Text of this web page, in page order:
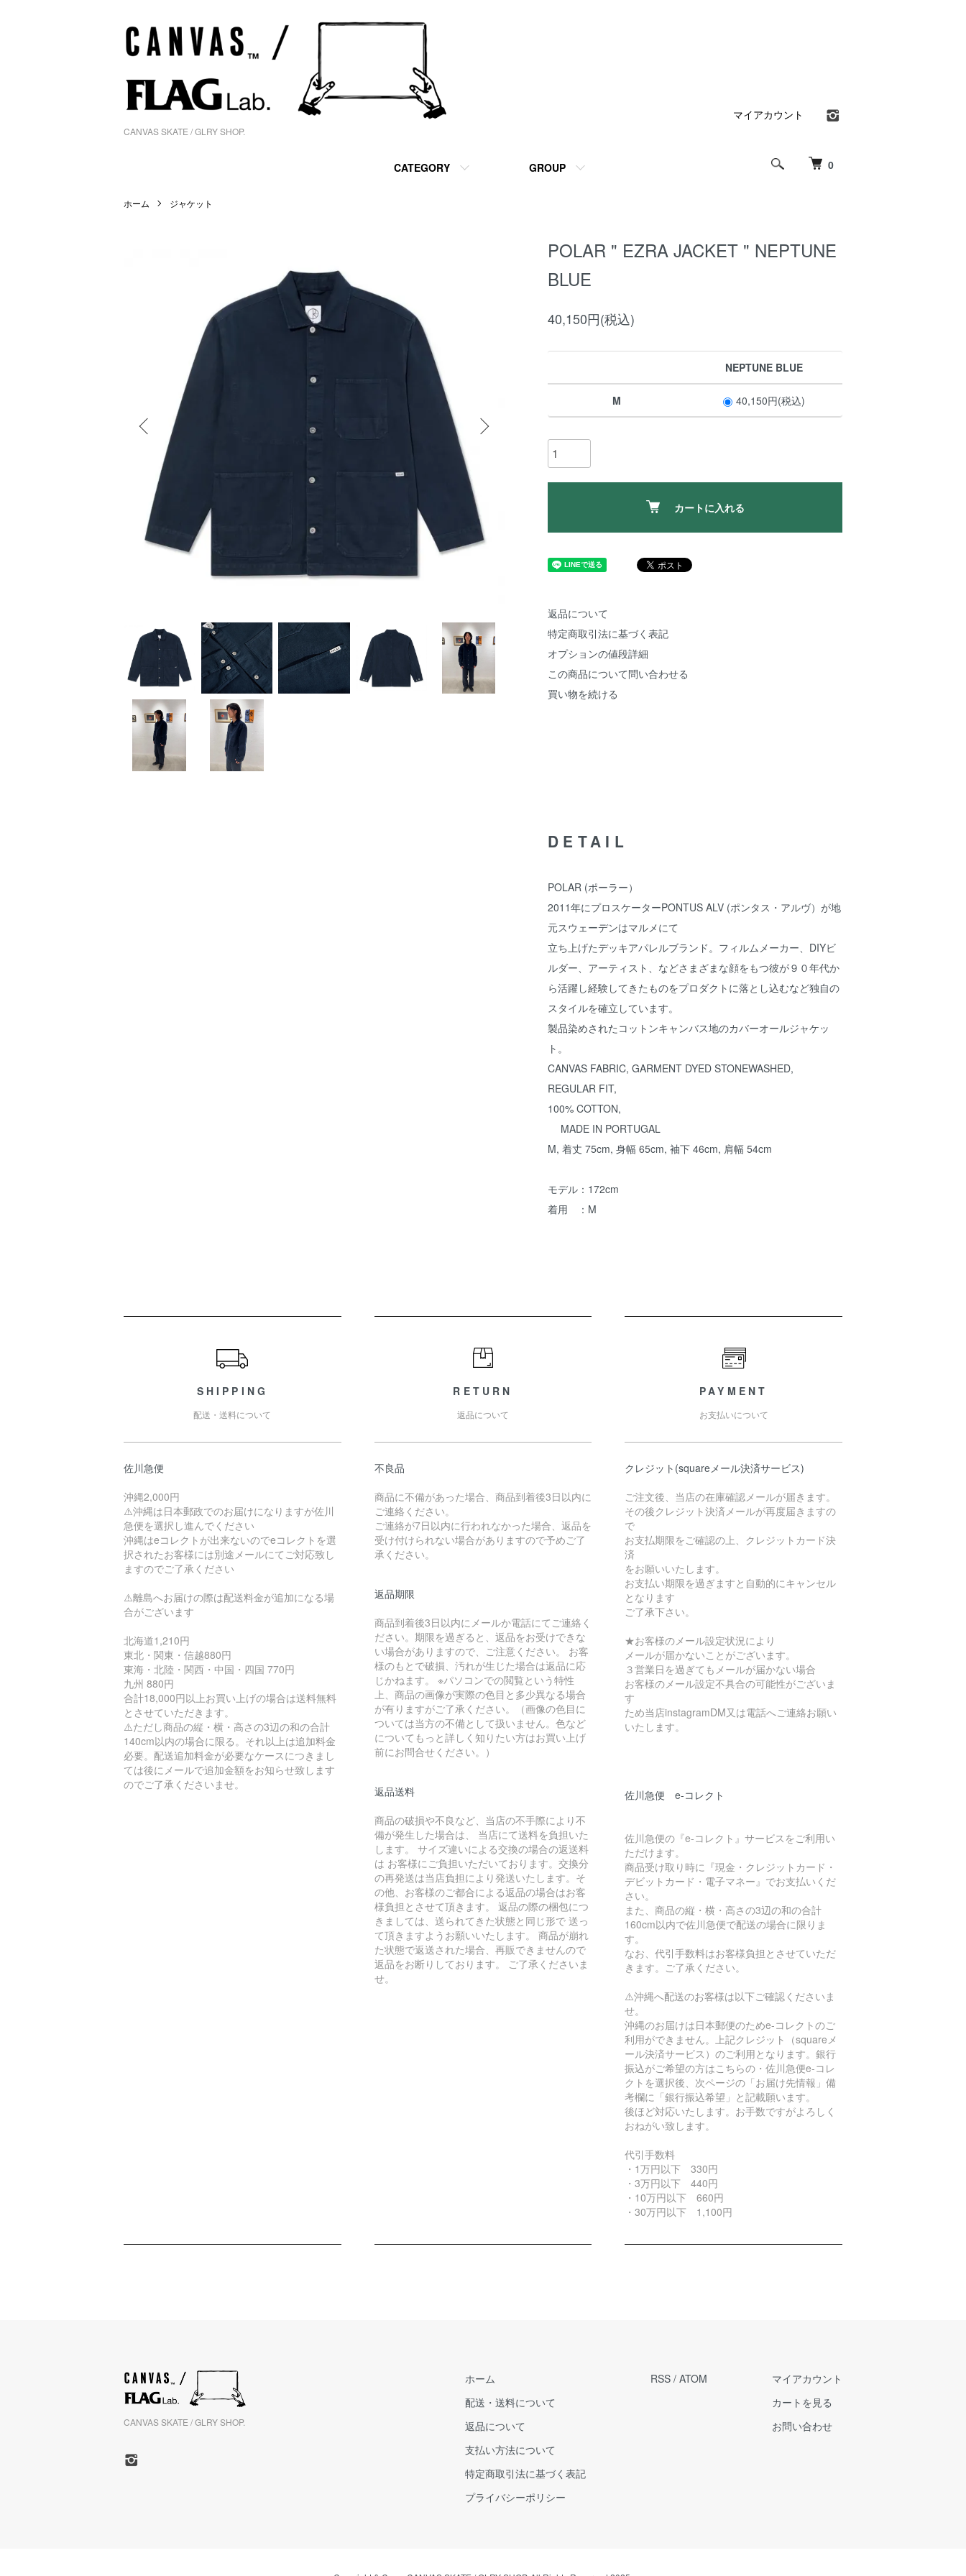
CANVAS SKATE / GLRY SHOP.
0
CATEGORY GROUP
マイアカウント
ホーム ジャケット
POLAR " EZRA JACKET " NEPTUNE
BLUE
40,150円(税込)
NEPTUNE BLUE
M 40,150円(税込)
カートに入れる
返品について
特定商取引法に基づく表記
オプションの値段詳細
この商品について問い合わせる
買い物を続ける
DETAIL
POLAR (ポーラー）
2011年にプロスケーターPONTUS ALV (ポンタス・アルヴ）が地
元スウェーデンはマルメにて
立ち上げたデッキアパレルブランド。フィルムメーカー、DIYビ
ルダー、アーティスト、などさまざまな顔をもつ彼が９０年代か
ら活躍し経験してきたものをプロダクトに落とし込むなど独自の
スタイルを確立しています。
製品染めされたコットンキャンバス地のカバーオールジャケッ
ト。
CANVAS FABRIC, GARMENT DYED STONEWASHED,
REGULAR FIT,
100% COTTON,
MADE IN PORTUGAL
M, 着丈 75cm, 身幅 65cm, 袖下 46cm, 肩幅 54cm
モデル：172cm
着用 ：M
SHIPPING
配送・送料について
佐川急便
沖縄2,000円
⚠️沖縄は日本郵政でのお届けになりますが佐川
急便を選択し進んでください
沖縄はeコレクトが出来ないのでeコレクトを選
択されたお客様には別途メールにてご対応致し
ますのでご了承ください
⚠️離島へお届けの際は配送料金が追加になる場
合がございます
北海道1,210円
東北・関東・信越880円
東海・北陸・関西・中国・四国 770円
九州 880円
合計18,000円以上お買い上げの場合は送料無料
とさせていただきます。
⚠️ただし商品の縦・横・高さの3辺の和の合計
140cm以内の場合に限る。それ以上は追加料金
必要。配送追加料金が必要なケースにつきまし
ては後にメールで追加金額をお知らせ致します
のでご了承くださいませ。
RETURN
返品について
不良品
商品に不備があった場合、商品到着後3日以内に
ご連絡ください。
ご連絡が7日以内に行われなかった場合、返品を
受け付けられない場合がありますので予めご了
承ください。
返品期限
商品到着後3日以内にメールか電話にてご連絡く
ださい。期限を過ぎると、返品をお受けできな
い場合がありますので、ご注意ください。 お客
様のもとで破損、汚れが生じた場合は返品に応
じかねます。 ※パソコンでの閲覧という特性
上、商品の画像が実際の色目と多少異なる場合
が有りますがご了承ください。（画像の色目に
ついては当方の不備として扱いません。色など
についてもっと詳しく知りたい方はお買い上げ
前にお問合せください。）
返品送料
商品の破損や不良など、当店の不手際により不
備が発生した場合は、 当店にて送料を負担いた
します。 サイズ違いによる交換の場合の返送料
は お客様にご負担いただいております。交換分
の再発送は当店負担により発送いたします。そ
の他、お客様のご都合による返品の場合はお客
様負担とさせて頂きます。 返品の際の梱包につ
きましては、送られてきた状態と同じ形で 送っ
て頂きますようお願いいたします。 商品が崩れ
た状態で返送された場合、再販できませんので
返品をお断りしております。 ご了承くださいま
せ。
PAYMENT
お支払いについて
クレジット(squareメール決済サービス)
ご注文後、当店の在庫確認メールが届きます。
その後クレジット決済メールが再度届きますの
で
お支払期限をご確認の上、クレジットカード決
済
をお願いいたします。
お支払い期限を過ぎますと自動的にキャンセル
となります
ご了承下さい。
★お客様のメール設定状況により
メールが届かないことがございます。
３営業日を過ぎてもメールが届かない場合
お客様のメール設定不具合の可能性がございま
す
ため当店instagramDM又は電話へご連絡お願い
いたします。
佐川急便 e-コレクト
佐川急便の『e-コレクト』サービスをご利用い
ただけます。
商品受け取り時に『現金・クレジットカード・
デビットカード・電子マネー』でお支払いくだ
さい。
また、商品の縦・横・高さの3辺の和の合計
160cm以内で佐川急便で配送の場合に限りま
す。
なお、代引手数料はお客様負担とさせていただ
きます。ご了承ください。
⚠️沖縄へ配送のお客様は以下ご確認くださいま
せ。
沖縄のお届けは日本郵便のためe-コレクトのご
利用ができません。上記クレジット（squareメ
ール決済サービス）のご利用となります。銀行
振込がご希望の方はこちらの・佐川急便e-コレ
クトを選択後、次ページの「お届け先情報」備
考欄に「銀行振込希望」と記載願います。
後ほど対応いたします。お手数ですがよろしく
おねがい致します。
代引手数料
・1万円以下 330円
・3万円以下 440円
・10万円以下 660円
・30万円以下 1,100円
CANVAS SKATE / GLRY SHOP.
ホーム
配送・送料について
返品について
支払い方法について
特定商取引法に基づく表記
プライバシーポリシー
RSS / ATOM
マイアカウント
カートを見る
お問い合わせ